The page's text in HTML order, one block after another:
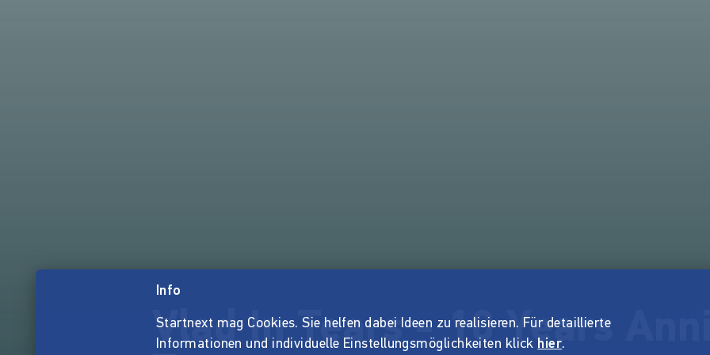
Vlad In Tears - 10 Years
Info
Startnext mag Cookies. Sie helfen dabei Ideen zu realisieren. Für detaillierte
Informationen und individuelle Einstellungsmöglichkeiten klick hier.